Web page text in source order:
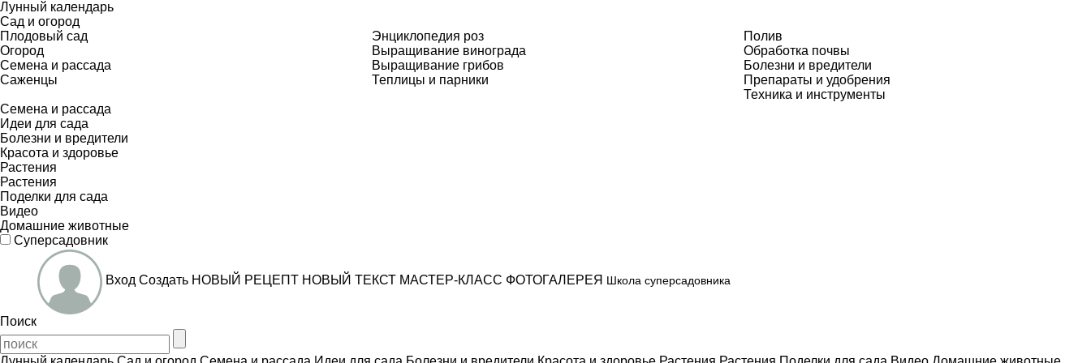
Лунный календарь
Сад и огород
Плодовый сад
Огород
Семена и рассада
Саженцы
Энциклопедия роз
Выращивание винограда
Выращивание грибов
Теплицы и парники
Полив
Обработка почвы
Болезни и вредители
Препараты и удобрения
Техника и инструменты
Семена и рассада
Идеи для сада
Болезни и вредители
Красота и здоровье
Растения
Растения
Поделки для сада
Видео
Домашние животные
Суперсадовник
Вход Создать НОВЫЙ РЕЦЕПТ НОВЫЙ ТЕКСТ МАСТЕР-КЛАСС ФОТОГАЛЕРЕЯ Школа суперсадовника
Поиск